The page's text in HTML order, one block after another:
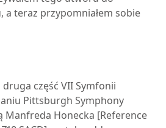
teraz przypomniałem sobie
część VII Symfonii
Pittsburgh Symphony
Honecka [Reference